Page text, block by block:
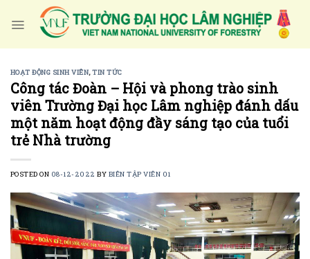
HOẠT ĐỘNG SINH VIÊN,TIN TỨC
Công tác Đoàn – Hội và phong trào sinh
viên Trường Đại học Lâm nghiệp đánh dấu
một năm hoạt động đầy sáng tạo của tuổi
trẻ Nhà trường
POSTED ON 08-12-2022 BY BIÊN TẬP VIÊN 01